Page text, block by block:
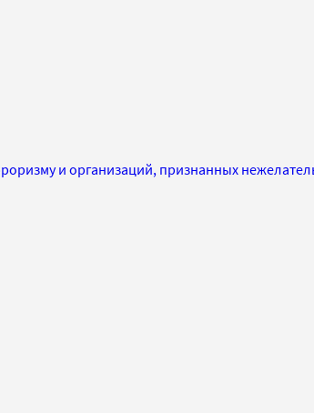
и организаций, признанных